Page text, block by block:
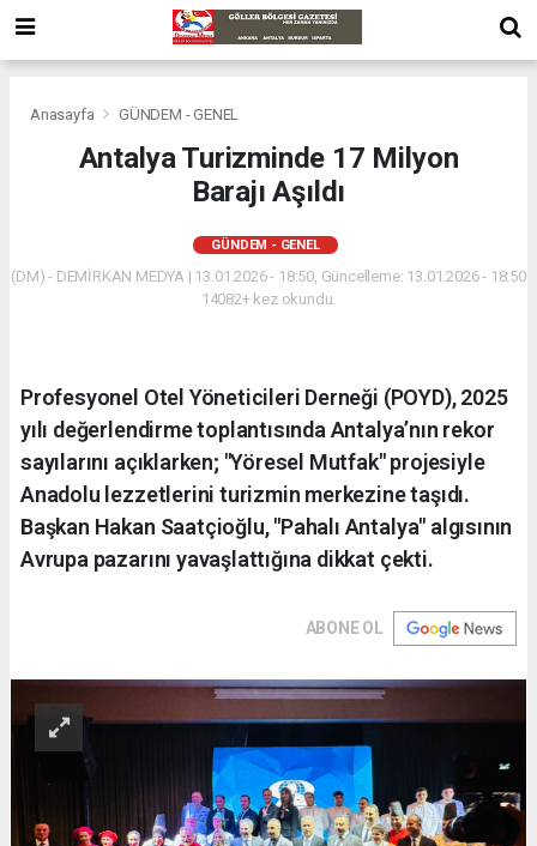
Anasayfa GÜNDEM - GENEL
Antalya Turizminde 17 Milyon
Barajı Aşıldı
GÜNDEM - GENEL
(DM) - DEMİRKAN MEDYA | 13.01.2026 - 18:50, Güncelleme: 13.01.2026 - 18:50
14082+ kez okundu.
Profesyonel Otel Yöneticileri Derneği (POYD), 2025
yılı değerlendirme toplantısında Antalya’nın rekor
sayılarını açıklarken; "Yöresel Mutfak" projesiyle
Anadolu lezzetlerini turizmin merkezine taşıdı.
Başkan Hakan Saatçioğlu, "Pahalı Antalya" algısının
Avrupa pazarını yavaşlattığına dikkat çekti.
ABONE OL